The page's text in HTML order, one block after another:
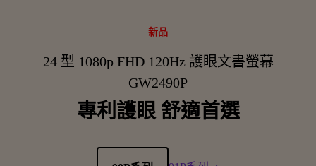
新品
24 型 1080p FHD 120Hz 護眼文書螢幕
GW2490P
專利護眼 舒適首選